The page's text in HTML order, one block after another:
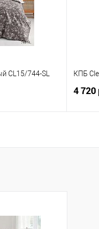
CL15/744-SL КПБ
4 720